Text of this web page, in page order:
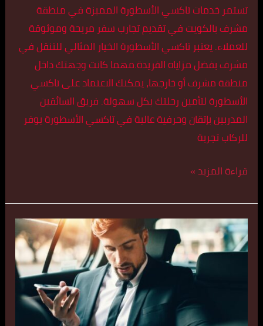
تستمر خدمات تاكسي الأسطورة المميزة في منطقة
مشرف بالكويت في تقديم تجارب سفر مريحة وموثوقة
للعملاء. يعتبر تاكسي الأسطورة الخيار المثالي للتنقل في
مشرف بفضل مزاياه الفريدة.مهما كانت وجهتك داخل
منطقة مشرف أو خارجها، يمكنك الاعتماد على تاكسي
الأسطورة لتأمين رحلتك بكل سهولة. فريق السائقين
المدربين بإتقان وحرفية عالية في تاكسي الأسطورة يوفر
للركاب تجربة
قراءة المزيد »
تكسي
كبير
الله